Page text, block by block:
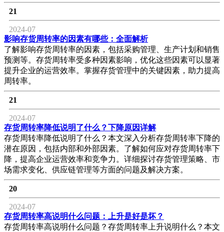
21
2024-07
影响存货周转率的因素有哪些：全面解析
了解影响存货周转率的因素，包括采购管理、生产计划和销售
预测等。存货周转率受多种因素影响，优化这些因素可以显著
提升企业的运营效率。掌握存货管理中的关键因素，助力提高
周转率。
21
2024-07
存货周转率降低说明了什么？下降原因详解
存货周转率降低说明了什么？本文深入分析存货周转率下降的
潜在原因，包括内部和外部因素。了解如何应对存货周转率下
降，提高企业运营效率和竞争力。详细探讨存货管理策略、市
场需求变化、供应链管理等方面的问题及解决方案。
20
2024-07
存货周转率高说明什么问题：上升是好是坏？
存货周转率高说明什么问题？存货周转率上升说明什么？本文